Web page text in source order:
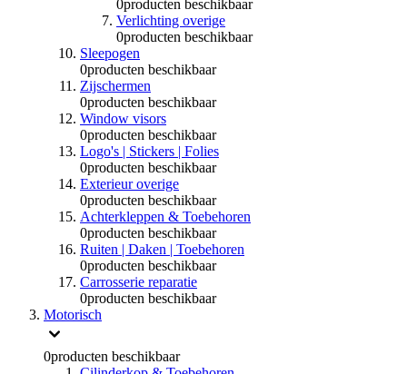
0producten beschikbaar
Verlichting overige
0producten beschikbaar
Sleepogen
0producten beschikbaar
Zijschermen
0producten beschikbaar
Window visors
0producten beschikbaar
Logo's | Stickers | Folies
0producten beschikbaar
Exterieur overige
0producten beschikbaar
Achterkleppen & Toebehoren
0producten beschikbaar
Ruiten | Daken | Toebehoren
0producten beschikbaar
Carrosserie reparatie
0producten beschikbaar
Motorisch
0producten beschikbaar